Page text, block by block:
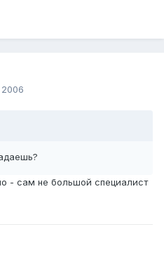
- сам не большой специалист